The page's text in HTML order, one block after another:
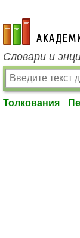
academic.ru
Словари и
Толкования